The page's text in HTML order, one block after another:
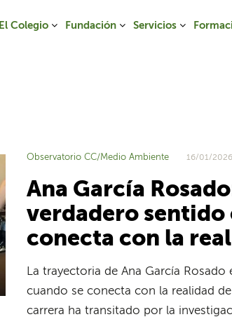
El Colegio Fundación Servicios
Observatorio CC/Medio Ambiente 16/01/2026
Ana García
verdadero sentido
conecta con la
La trayectoria de Ana García
cuando se conecta con la realidad
carrera ha transitado por la